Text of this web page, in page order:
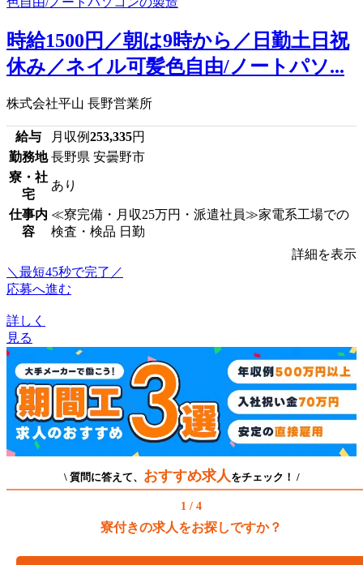
時給1500円／朝は9時から／日勤土日祝
休み／ネイル可髪色自由/ノートパソ...
株式会社平山 長野営業所
給与 月収例253,335円
勤務地 長野県 安曇野市
寮・社
宅
あり
仕事内
容
≪寮完備・月収25万円・派遣社員≫家電系工場での
検査・検品 日勤
詳細を表示
＼最短45秒で完了／
応募へ進む
詳しく
見る
\ 質問に答えて、 おすすめ求人 をチェック！ /
1 / 4
寮付きの求人をお探しですか？